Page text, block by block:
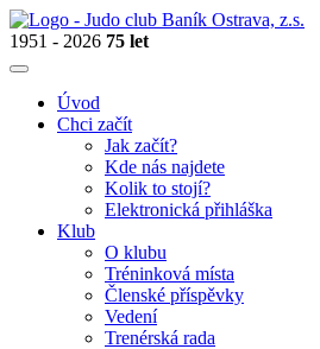
1951 - 2026 75 let
Úvod
Chci začít
Jak začít?
Kde nás najdete
Kolik to stojí?
Elektronická přihláška
Klub
O klubu
Tréninková místa
Členské příspěvky
Vedení
Trenérská rada